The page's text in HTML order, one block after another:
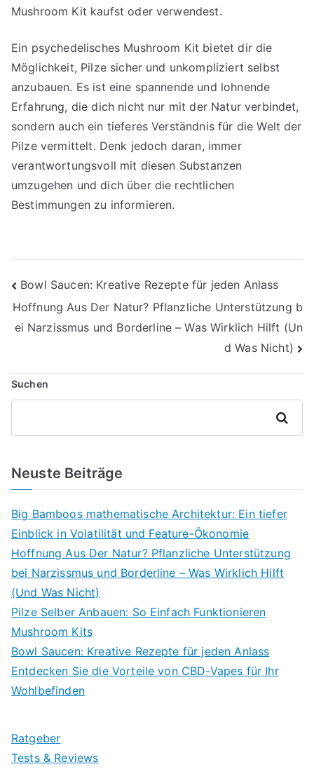
Mushroom Kit kaufst oder verwendest.
Ein psychedelisches Mushroom Kit bietet dir die
Möglichkeit, Pilze sicher und unkompliziert selbst
anzubauen. Es ist eine spannende und lohnende
Erfahrung, die dich nicht nur mit der Natur verbindet,
sondern auch ein tieferes Verständnis für die Welt der
Pilze vermittelt. Denk jedoch daran, immer
verantwortungsvoll mit diesen Substanzen
umzugehen und dich über die rechtlichen
Bestimmungen zu informieren.
Beitragsnavigation
Bowl Saucen: Kreative Rezepte für jeden Anlass
Hoffnung Aus Der Natur? Pflanzliche Unterstützung b
ei Narzissmus und Borderline – Was Wirklich Hilft (Un
d Was Nicht)
Suchen
Suchen
Neuste Beiträge
Big Bamboos mathematische Architektur: Ein tiefer
Einblick in Volatilität und Feature-Ökonomie
Hoffnung Aus Der Natur? Pflanzliche Unterstützung
bei Narzissmus und Borderline – Was Wirklich Hilft
(Und Was Nicht)
Pilze Selber Anbauen: So Einfach Funktionieren
Mushroom Kits
Bowl Saucen: Kreative Rezepte für jeden Anlass
Entdecken Sie die Vorteile von CBD-Vapes für Ihr
Wohlbefinden
Ratgeber
Tests & Reviews